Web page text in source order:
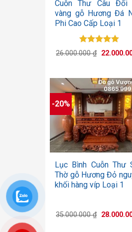
Cuỗn Thư Câu Đối
vàng gỗ Hương Đá
Phi Cao Cấp Loại 1
Được xếp
hạng
26.000.000₫ Giá
-20%
+
Lục Bình Cuỗn Thư
Thờ gỗ Hương Đỏ
khối hàng víp Loại 1
35.000.000₫ Giá